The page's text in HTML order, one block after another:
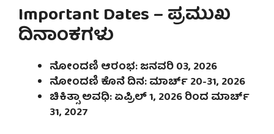
Important Dates – ಪ್ರಮುಖ
ದಿನಾಂಕಗಳು
ನೋಂದಣಿ ಆರಂಭ: ಜನವರಿ 03, 2026
ನೋಂದಣಿ ಕೊನೆ ದಿನ: ಮಾರ್ಚ್ 20-31, 2026
ಚಿಕಿತ್ಸಾ ಅವಧಿ: ಏಪ್ರಿಲ್ 1, 2026 ರಿಂದ ಮಾರ್ಚ್
31, 2027